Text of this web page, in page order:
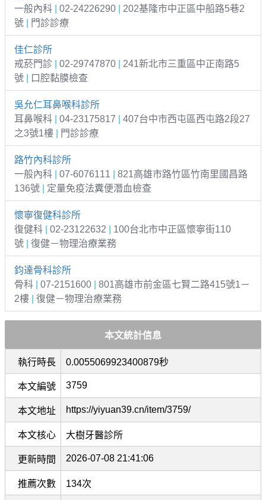
一般內科
02-24226290
202基隆市中正區中船路5巷2
號
門診診療
佳仁診所
戒菸門診
02-29747870
241新北市三重區中正南路5
號
口腔黏膜檢查
吳允仁耳鼻喉科診所
耳鼻喉科
04-23175817
407台中市西屯區西屯路2段27
之3號1樓
門診診療
路竹內科診所
一般內科
07-6076111
821高雄市路竹區竹南里國昌路
136號
定量免疫法糞便潛血檢查
懷寧復健科診所
復健科
02-23122632
100台北市中正區懷寧街110
號
復健－物理治療業務
鈞達骨科診所
骨科
07-2151600
801高雄市前金區七賢二路415號1－
2樓
復健－物理治療業務
本文統計信息
執行時長 0.0055069923400879秒
本文編號 3759
本文地址 https://yiyuan39.cn/item/3759/
本文核心 大樹牙醫診所
更新時間 2026-07-08 21:41:06
推薦次數 134次